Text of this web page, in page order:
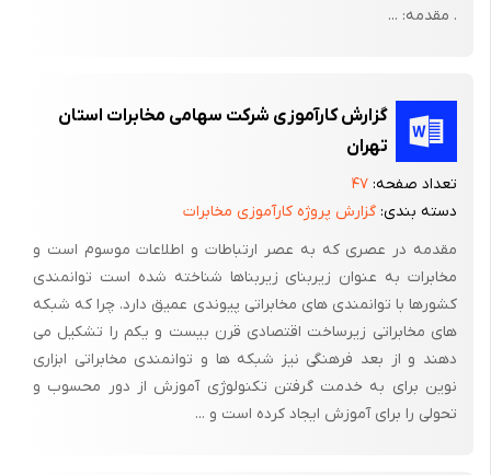
نوع هستند .
شبکه ترمینال هوایی
شبکه ترمینال زمینی
هادی های میانی
خم برای جلوگیری از جرقه گوشه ای
دلایل زمین کردن یا گراندینگ و انواع آن
الف ) محافظت افراد و حیوانات ب ) محافظت وسایل و تجهیزات ج )
فراهم کردن شرایط کار صحیح
د ) اطمینان از قابلیت کار الکتریکی ه ) جلوگیری از ولتاژ تماسی و )
. مقدمه: ...
گزارش کارآموزی شرکت سهامی مخابرات استان
تهران
تعداد صفحه: ۴۷
دسته بندی: گزارش پروژه کارآموزی مخابرات
مقدمه در عصری که به عصر ارتباطات و اطلاعات موسوم است و
مخابرات به عنوان زیربنای زیربناها شناخته شده است توانمندی
کشورها با توانمندی های مخابراتی پیوندی عمیق دارد. چرا که شبکه
های مخابراتی زیرساخت اقتصادی قرن بیست و یکم را تشکیل می
دهند و از بعد فرهنگی نیز شبکه ها و توانمندی مخابراتی ابزاری
نوین برای به خدمت گرفتن تکنولوژی آموزش از دور محسوب و
تحولی را برای آموزش ایجاد کرده است و ...